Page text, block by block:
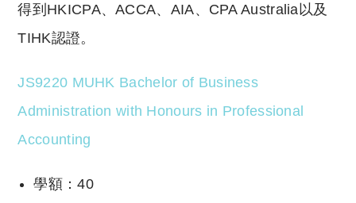
得到HKICPA、ACCA、AIA、CPA Australia以及
TIHK認證。
JS9220 MUHK Bachelor of Business
Administration with Honours in Professional
Accounting
學額：40